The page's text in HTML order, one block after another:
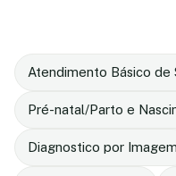
Atendimento Básico de
Pré-natal/Parto e
Diagnostico por Imagem